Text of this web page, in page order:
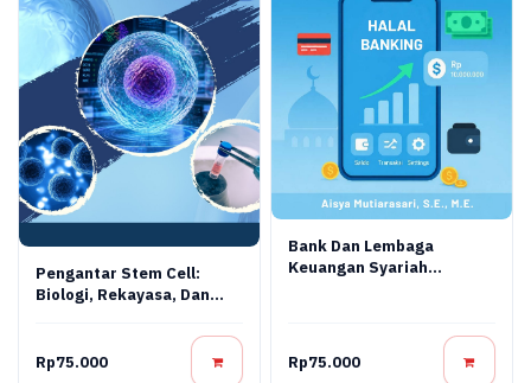
Pengantar Stem Cell:
Biologi, Rekayasa, Dan
Rp75.000
Bank Dan Lembaga
Keuangan Syariah
Rp75.000